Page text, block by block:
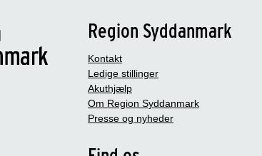
Region Syddanmark
Kontakt
Ledige stillinger
Akuthjælp
Om Region Syddanmark
Presse og nyheder